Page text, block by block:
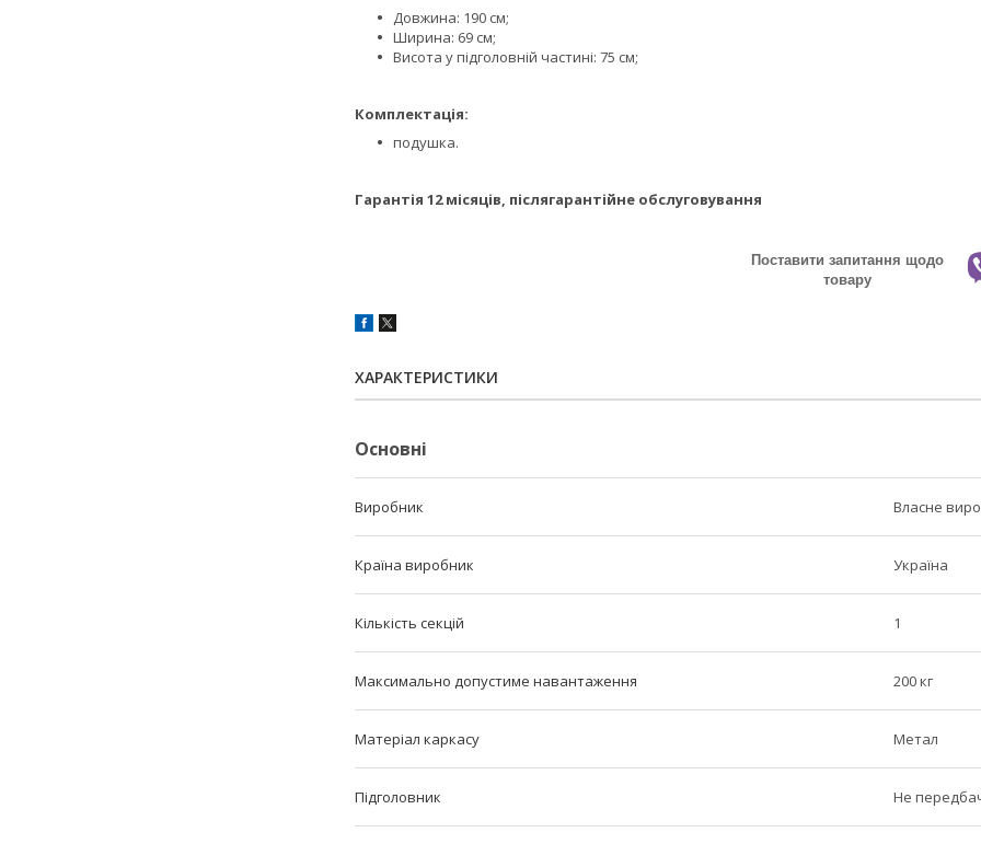
Довжина: 190 см;
Ширина: 69 см;
Висота у підголовній частині: 75 см;
Комплектація:
подушка.
Гарантія 12 місяців, післягарантійне обслуговування
Поставити запитання щодо
товару
ХАРАКТЕРИСТИКИ
Основні
Виробник Власне
Країна виробник Україна
Кількість секцій 1
Максимально допустиме навантаження 200 кг
Матеріал каркасу Метал
Підголовник Не